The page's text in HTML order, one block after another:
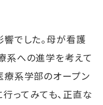
でした。母が看護
系への進学を考えて
療系学部のオープン
ってみても、正直な